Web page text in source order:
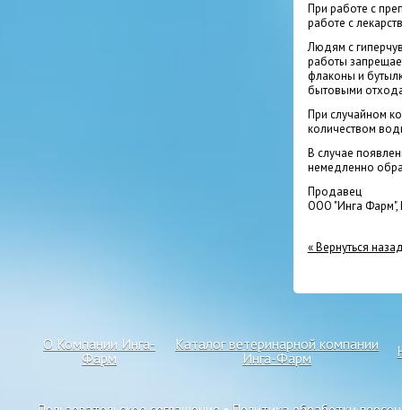
При работе с
работе с
Людям с
работы
флаконы и
бытовыми
При случайном
количеством
В случае
немедленно
Продавец
ООО "Инга Фарм",
« Вернуться
О Компании Инга-
Фарм
Каталог ветеринарной компании
Инга-Фарм